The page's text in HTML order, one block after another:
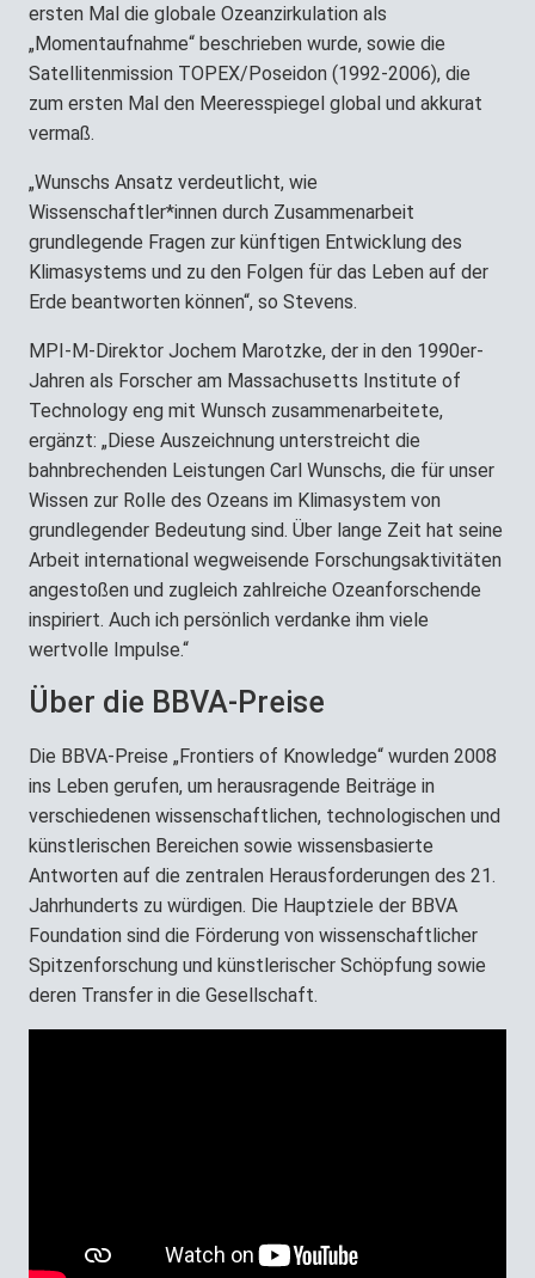
ersten Mal die globale Ozeanzirkulation als
„Momentaufnahme“ beschrieben wurde, sowie die
Satellitenmission TOPEX/Poseidon (1992-2006), die
zum ersten Mal den Meeresspiegel global und akkurat
vermaß.
„Wunschs Ansatz verdeutlicht, wie
Wissenschaftler*innen durch Zusammenarbeit
grundlegende Fragen zur künftigen Entwicklung des
Klimasystems und zu den Folgen für das Leben auf der
Erde beantworten können“, so Stevens.
MPI-M-Direktor Jochem Marotzke, der in den 1990er-
Jahren als Forscher am Massachusetts Institute of
Technology eng mit Wunsch zusammenarbeitete,
ergänzt: „Diese Auszeichnung unterstreicht die
bahnbrechenden Leistungen Carl Wunschs, die für unser
Wissen zur Rolle des Ozeans im Klimasystem von
grundlegender Bedeutung sind. Über lange Zeit hat seine
Arbeit international wegweisende Forschungsaktivitäten
angestoßen und zugleich zahlreiche Ozeanforschende
inspiriert. Auch ich persönlich verdanke ihm viele
wertvolle Impulse.“
Über die BBVA-Preise
Die BBVA-Preise „Frontiers of Knowledge“ wurden 2008
ins Leben gerufen, um herausragende Beiträge in
verschiedenen wissenschaftlichen, technologischen und
künstlerischen Bereichen sowie wissensbasierte
Antworten auf die zentralen Herausforderungen des 21.
Jahrhunderts zu würdigen. Die Hauptziele der BBVA
Foundation sind die Förderung von wissenschaftlicher
Spitzenforschung und künstlerischer Schöpfung sowie
deren Transfer in die Gesellschaft.